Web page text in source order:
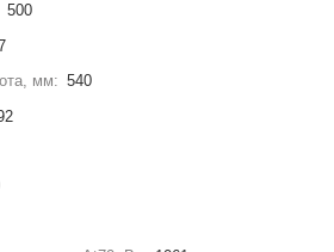
500
мм: 540